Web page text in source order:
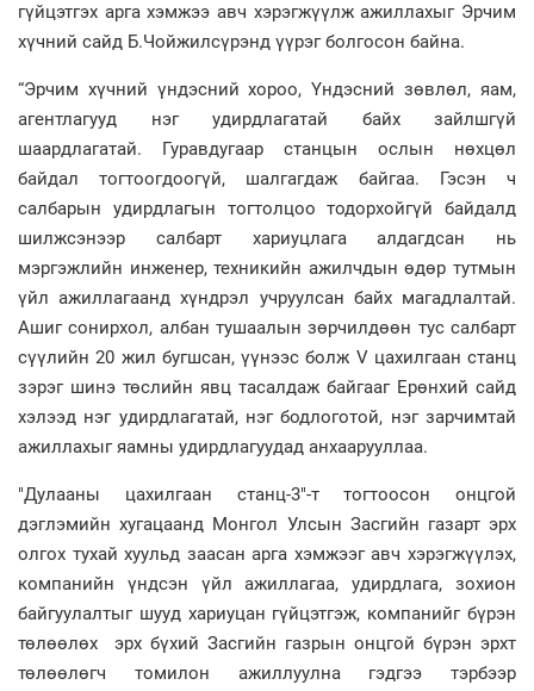
гүйцэтгэх арга хэмжээ авч хэрэгжүүлж ажиллахыг Эрчим
хүчний сайд Б.Чойжилсүрэнд үүрэг болгосон байна.
“Эрчим хүчний үндэсний хороо, Үндэсний зөвлөл, яам,
агентлагууд нэг удирдлагатай байх зайлшгүй
шаардлагатай. Гуравдугаар станцын ослын нөхцөл
байдал тогтоогдоогүй, шалгагдаж байгаа. Гэсэн ч
салбарын удирдлагын тогтолцоо тодорхойгүй байдалд
шилжсэнээр салбарт хариуцлага алдагдсан нь
мэргэжлийн инженер, техникийн ажилчдын өдөр тутмын
үйл ажиллагаанд хүндрэл учруулсан байх магадлалтай.
Ашиг сонирхол, албан тушаалын зөрчилдөөн тус салбарт
сүүлийн 20 жил бугшсан, үүнээс болж V цахилгаан станц
зэрэг шинэ төслийн явц тасалдаж байгааг Ерөнхий сайд
хэлээд нэг удирдлагатай, нэг бодлоготой, нэг зарчимтай
ажиллахыг яамны удирдлагуудад анхаарууллаа.
"Дулааны цахилгаан станц-3"-т тогтоосон онцгой
дэглэмийн хугацаанд Монгол Улсын Засгийн газарт эрх
олгох тухай хуульд заасан арга хэмжээг авч хэрэгжүүлэх,
компанийн үндсэн үйл ажиллагаа, удирдлага, зохион
байгуулалтыг шууд хариуцан гүйцэтгэж, компанийг бүрэн
төлөөлөх эрх бүхий Засгийн газрын онцгой бүрэн эрхт
төлөөлөгч томилон ажиллуулна гэдгээ тэрбээр